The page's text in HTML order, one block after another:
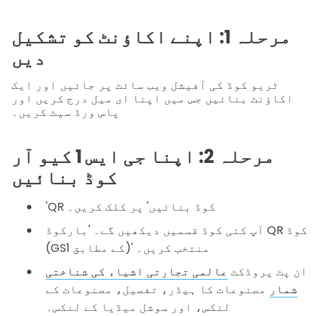
مرحلہ 1: اپنے اکاؤنٹ کو تشکیل
دیں
ٹریو کوڈ کی آفیشل ویب سائٹ پر جائیں اور ایک
اکاؤنٹ بنائیں جس میں اپنا ای میل درج کریں اور
پاس ورڈ سیٹ کریں۔
مرحلہ 2: اپنا جی ایس 1 کیو آر
کوڈ بنائیں
'QR کوڈ بنائیں' پر کلک کریں۔
آپ کئی کوڈ قسمیں دیکھیں گے۔ 'بارکوڈ QR کوڈ
(GS1 کے مطابق)' منتخب کریں۔
ان پٹ پروڈکٹ عالمی تجارتی اشیاء کی شناختی
شمار مصنوعات کا ہیڈر، تفصیل، مصنوعات کے
لنکس، اور سوشل میڈیا کے لنکس۔